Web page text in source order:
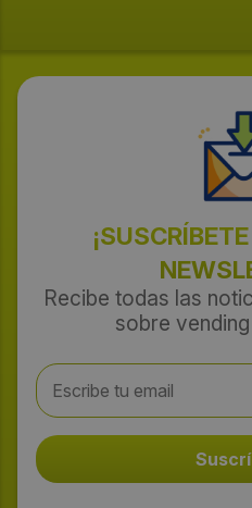
Recibe todas las
sobre